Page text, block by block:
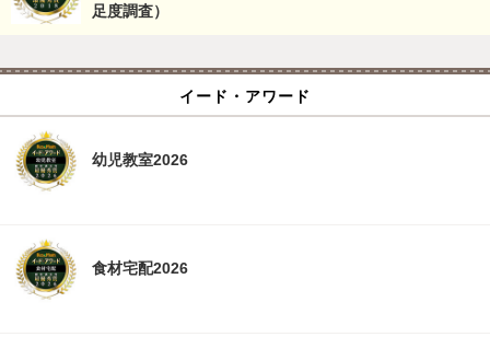
足度調査）
イード・アワード
幼児教室2026
食材宅配2026